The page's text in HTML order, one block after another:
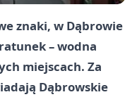
znaki, w Dąbrowie
– wodna
miejscach. Za
Dąbrowskie